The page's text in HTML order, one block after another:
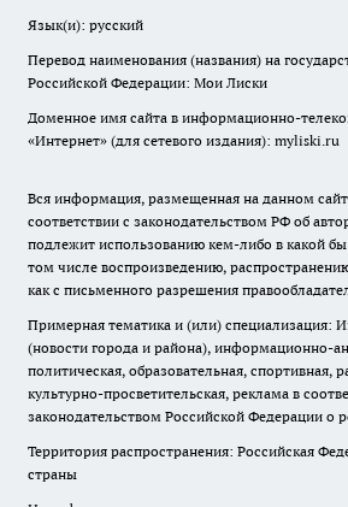
Язык(и): русский
Перевод наименования (названия) на
Российской Федерации: Мои Лиски
Доменное имя сайта в информационно-
«Интернет» (для сетевого издания): myliski.ru
Вся информация, размещенная на данном
соответствии с законодательством РФ об
подлежит использованию кем-либо в какой
том числе воспроизведению,
как с письменного разрешения
Примерная тематика и (или) специализация:
(новости города и района), информационно-
политическая, образовательная, спортивная,
культурно-просветительская, реклама в
законодательством Российской Федерации о
Территория распространения: Российская
страны